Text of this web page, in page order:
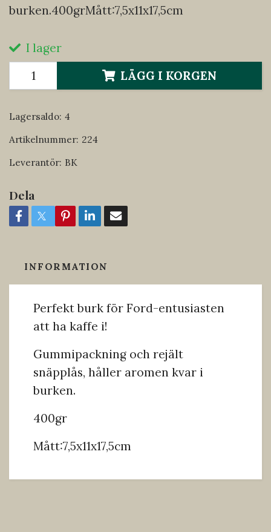
burken.400grMått:7,5x11x17,5cm
I lager
LÄGG I KORGEN
Lagersaldo: 4
Artikelnummer: 224
Leverantör: BK
Dela
INFORMATION
Perfekt burk för Ford-entusiasten
att ha kaffe i!
Gummipackning och rejält
snäpplås, håller aromen kvar i
burken.
400gr
Mått:7,5x11x17,5cm